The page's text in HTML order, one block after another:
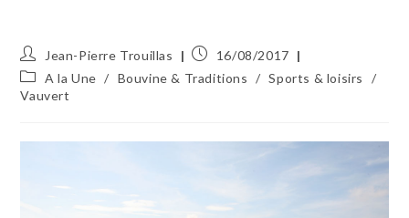
Auteur/autrice
de
la
publication :
Jean-Pierre Trouillas
Publication
publiée :
16/08/2017
Post
category:
A la Une / Bouvine & Traditions / Sports & loisirs
/
Vauvert